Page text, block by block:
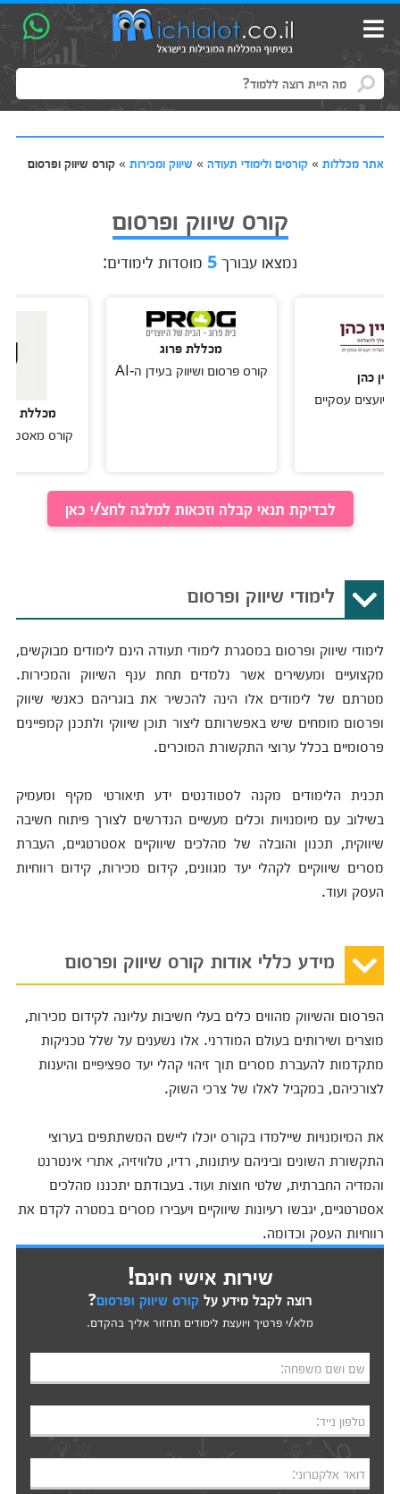
אתר מכללות» קורסים ולימודי תעודה» שיווק ומכירות» קורס שיווק ופרסום
קורס שיווק ופרסום
נמצאו עבורך5 מוסדות לימודים:
עסקיים
מכללת פרוג
קורס פרסום ושיווק בעידן ה-AI
מכללת HackerU
קורס מאסטר
לבדיקת תנאי קבלה וזכאות למלגה לחצ/י כאן
לימודי שיווק ופרסום
לימודי שיווק ופרסום במסגרת לימודי תעודה הינם לימודים מבוקשים,
מקצועיים ומעשירים אשר נלמדים תחת ענף השיווק והמכירות.
מטרתם של לימודים אלו הינה להכשיר את בוגריהם כאנשי שיווק
ופרסום מומחים שיש באפשרותם ליצור תוכן שיווקי ולתכנן קמפיינים
פרסומיים בכלל ערוצי התקשורת המוכרים.
תכנית הלימודים מקנה לסטודנטים ידע תיאורטי מקיף ומעמיק
בשילוב עם מיומנויות וכלים מעשיים הנדרשים לצורך פיתוח חשיבה
שיווקית, תכנון והובלה של מהלכים שיווקיים אסטרטגיים, העברת
מסרים שיווקיים לקהלי יעד מגוונים, קידום מכירות, קידום רווחיות
העסק ועוד.
מידע כללי אודות קורס שיווק ופרסום
הפרסום והשיווק מהווים כלים בעלי חשיבות עליונה לקידום מכירות,
מוצרים ושירותים בעולם המודרני. אלו נשענים על שלל טכניקות
מתקדמות להעברת מסרים תוך זיהוי קהלי יעד ספציפיים והיענות
לצורכיהם, במקביל לאלו של צרכי השוק.
את המיומנויות שיילמדו בקורס יוכלו ליישם המשתתפים בערוצי
התקשורת השונים וביניהם עיתונות, רדיו, טלוויזיה, אתרי אינטרנט
והמדיה החברתית, שלטי חוצות ועוד. בעבודתם יתכננו מהלכים
אסטרטגיים, יגבשו רעיונות שיווקיים ויעבירו מסרים במטרה לקדם את
רווחיות העסק וכדומה.
שירות אישי חינם!
רוצה לקבל מידע עלקורס שיווק ופרסום?
מלא/י פרטיך ויועצת לימודים תחזור אליך בהקדם.
שם ושם משפחה:
טלפון נייד:
דואר אלקטרוני: